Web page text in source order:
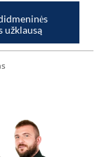
užklausą